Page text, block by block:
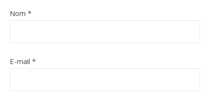
Nom *
E-mail *